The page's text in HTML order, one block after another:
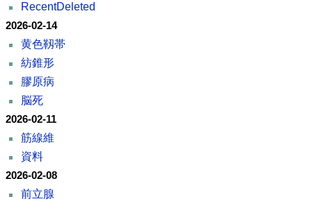
RecentDeleted
2026-02-14
黄色靱帯
紡錐形
膠原病
脳死
2026-02-11
筋線維
資料
2026-02-08
前立腺